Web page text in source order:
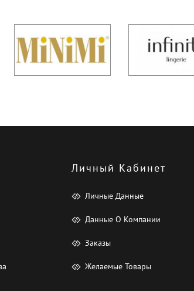
Личный Кабинет
Личные Данные
Данные О Компании
Заказы
Желаемые Товары